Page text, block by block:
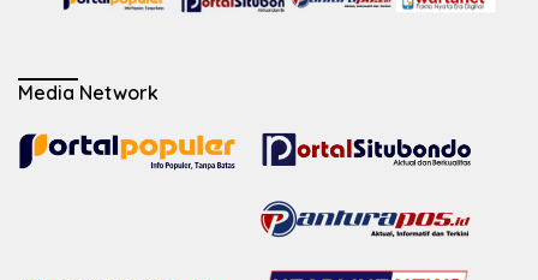
Media Network